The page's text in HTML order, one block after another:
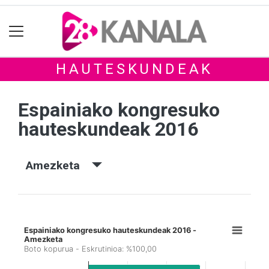
HAUTESKUNDEAK
Espainiako kongresuko
hauteskundeak 2016
Amezketa
Espainiako kongresuko hauteskundeak 2016 -
Amezketa
Boto kopurua - Eskrutinioa: %100,00